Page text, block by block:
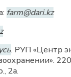
farm@dari.kz
. РУП «Центр
2а.